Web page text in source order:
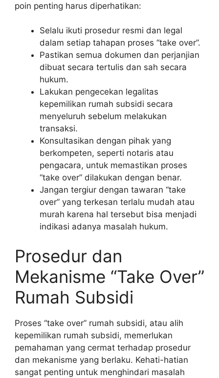
poin penting harus diperhatikan:
Selalu ikuti prosedur resmi dan legal
dalam setiap tahapan proses “take over”.
Pastikan semua dokumen dan perjanjian
dibuat secara tertulis dan sah secara
hukum.
Lakukan pengecekan legalitas
kepemilikan rumah subsidi secara
menyeluruh sebelum melakukan
transaksi.
Konsultasikan dengan pihak yang
berkompeten, seperti notaris atau
pengacara, untuk memastikan proses
“take over” dilakukan dengan benar.
Jangan tergiur dengan tawaran “take
over” yang terkesan terlalu mudah atau
murah karena hal tersebut bisa menjadi
indikasi adanya masalah hukum.
Prosedur dan
Mekanisme “Take Over”
Rumah Subsidi
Proses “take over” rumah subsidi, atau alih
kepemilikan rumah subsidi, memerlukan
pemahaman yang cermat terhadap prosedur
dan mekanisme yang berlaku. Kehati-hatian
sangat penting untuk menghindari masalah